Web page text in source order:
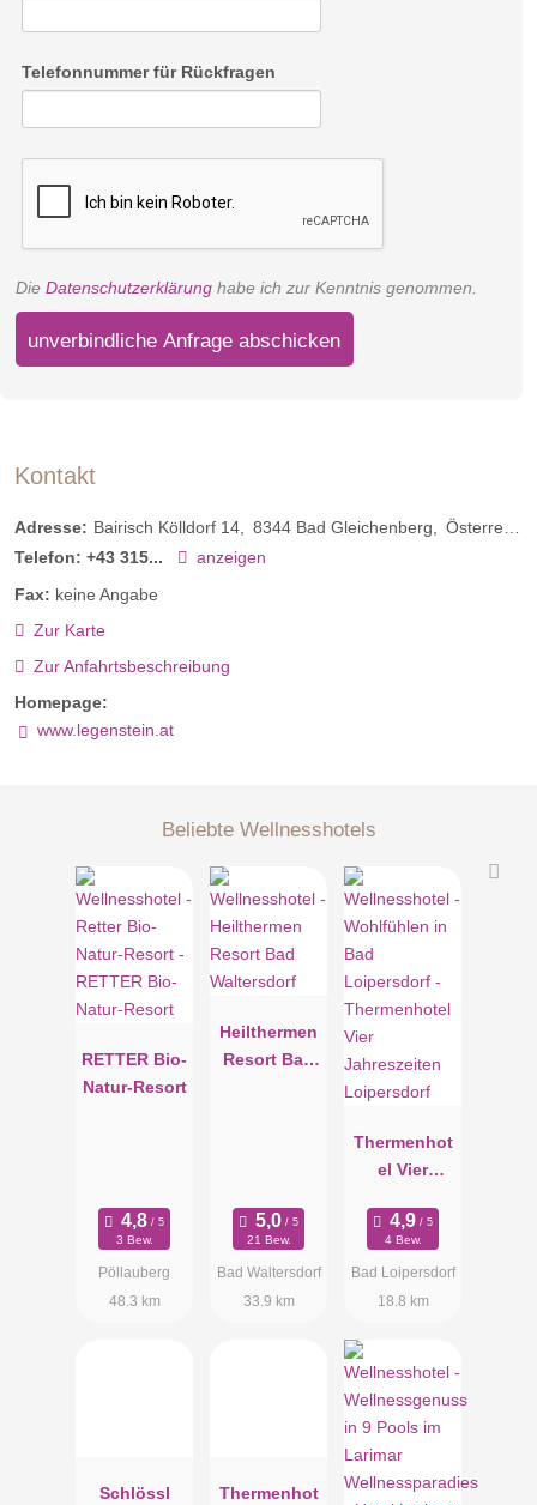
Telefonnummer für Rückfragen
Die Datenschutzerklärung habe ich zur Kenntnis genommen.
unverbindliche Anfrage abschicken
Kontakt
Adresse: Bairisch Kölldorf 14 8344 Bad Gleichenberg
Österreich
Telefon: +43 315...
anzeigen
Fax: keine Angabe
Zur Karte
Zur Anfahrtsbeschreibung
Homepage:
www.legenstein.at
Beliebte Wellnesshotels
RETTER Bio-
Natur-Resort
3 Bew.
Pöllauberg
48.3 km
Heilthermen
Resort Bad
21 Bew.
Bad Waltersdorf
33.9 km
Thermenhot
el Vier
Loipersdorf
4 Bew.
Bad Loipersdorf
18.8 km
Schlössl
Thermenhot